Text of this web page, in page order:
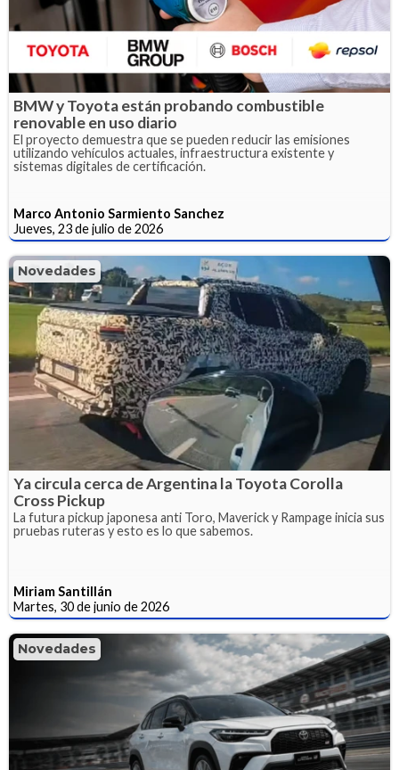
BMW y Toyota están probando combustible
renovable en uso diario
El proyecto demuestra que se pueden reducir las emisiones
utilizando vehículos actuales, infraestructura existente y
sistemas digitales de certificación.
Marco Antonio Sarmiento Sanchez
Jueves, 23 de julio de 2026
Novedades
Ya circula cerca de Argentina la Toyota Corolla
Cross Pickup
La futura pickup japonesa anti Toro, Maverick y Rampage inicia sus
pruebas ruteras y esto es lo que sabemos.
Miriam Santillán
Martes, 30 de junio de 2026
Novedades